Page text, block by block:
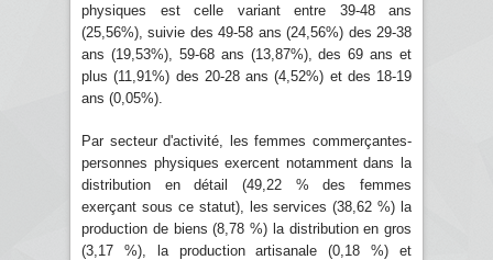
physiques est celle variant entre 39-48 ans
(25,56%), suivie des 49-58 ans (24,56%) des 29-38
ans (19,53%), 59-68 ans (13,87%), des 69 ans et
plus (11,91%) des 20-28 ans (4,52%) et des 18-19
ans (0,05%).
Par secteur d'activité, les femmes commerçantes-
personnes physiques exercent notamment dans la
distribution en détail (49,22 % des femmes
exerçant sous ce statut), les services (38,62 %) la
production de biens (8,78 %) la distribution en gros
(3,17 %), la production artisanale (0,18 %) et